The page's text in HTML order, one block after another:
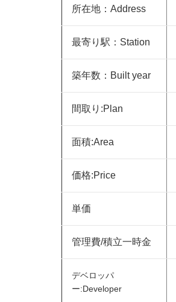
所在地：Address
最寄り駅：Station
築年数：Built year
間取り:Plan
面積:Area
価格:Price
単価
管理費/積立一時金
デベロッパ
ー:Developer